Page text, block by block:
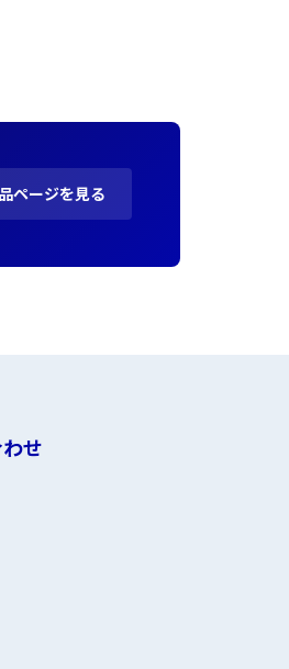
ページを見る
せ